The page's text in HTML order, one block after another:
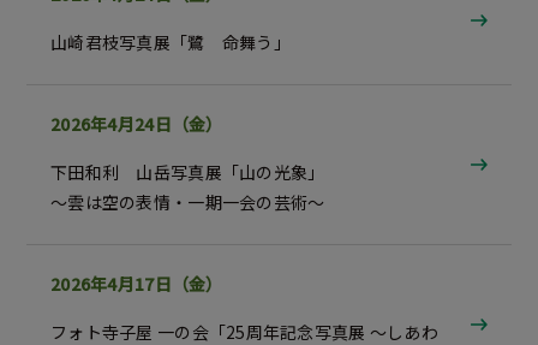
山崎君枝写真展「鷺 命舞う」
2026年4月24日（金）
下田和利 山岳写真展「山の光象」
～雲は空の表情・一期一会の芸術～
2026年4月17日（金）
フォト寺子屋 一の会「25周年記念写真展 ～しあわ